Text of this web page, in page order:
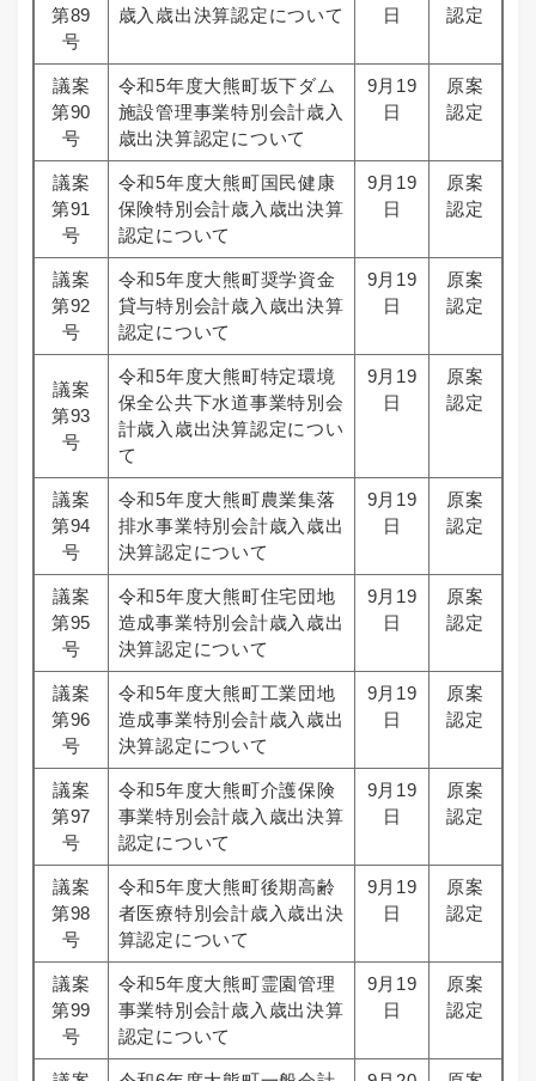
第89
号
歳入歳出決算認定について
日
認定
議案
第90
号
令和5年度大熊町坂下ダム
施設管理事業特別会計歳入
歳出決算認定について
9月19
日
原案
認定
議案
第91
号
令和5年度大熊町国民健康
保険特別会計歳入歳出決算
認定について
9月19
日
原案
認定
議案
第92
号
令和5年度大熊町奨学資金
貸与特別会計歳入歳出決算
認定について
9月19
日
原案
認定
議案
第93
号
令和5年度大熊町特定環境
保全公共下水道事業特別会
計歳入歳出決算認定につい
て
9月19
日
原案
認定
議案
第94
号
令和5年度大熊町農業集落
排水事業特別会計歳入歳出
決算認定について
9月19
日
原案
認定
議案
第95
号
令和5年度大熊町住宅団地
造成事業特別会計歳入歳出
決算認定について
9月19
日
原案
認定
議案
第96
号
令和5年度大熊町工業団地
造成事業特別会計歳入歳出
決算認定について
9月19
日
原案
認定
議案
第97
号
令和5年度大熊町介護保険
事業特別会計歳入歳出決算
認定について
9月19
日
原案
認定
議案
第98
号
令和5年度大熊町後期高齢
者医療特別会計歳入歳出決
算認定について
9月19
日
原案
認定
議案
第99
号
令和5年度大熊町霊園管理
事業特別会計歳入歳出決算
認定について
9月19
日
原案
認定